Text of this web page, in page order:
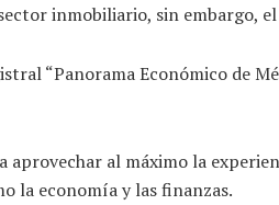
inmobiliario, sin embargo,
“Panorama Económico de
aprovechar al máximo la
la economía y las finanzas.